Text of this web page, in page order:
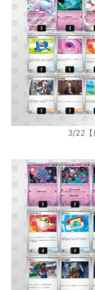
3/22【